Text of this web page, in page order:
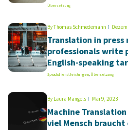
Übersetzung
ByThomas Schmedemann
Translation in press
professionals write
English-speaking
Sprachdienstleistungen, Übersetzung
ByLaura Mangels Mai 9, 2023
Machine
viel Mensch braucht